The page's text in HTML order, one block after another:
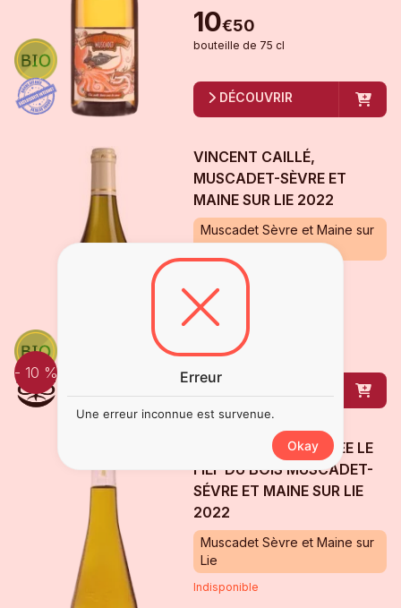
10€50
bouteille de 75 cl
DÉCOUVRIR
- 10 %
VINCENT CAILLÉ,
MUSCADET-SÈVRE ET
MAINE SUR LIE 2022
Muscadet Sèvre et Maine sur
Lie
Disponible
8€90
de
BRUNO DUBOIS CUVÉE LE
FIEF DU BOIS MUSCADET-
SÉVRE ET MAINE SUR LIE
2022
Muscadet Sèvre et Maine sur
Lie
Indisponible
Erreur
Une erreur inconnue est survenue.
Okay